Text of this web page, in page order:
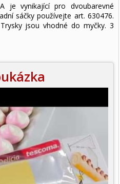
je vynikající pro dvoubarevné
sáčky používejte art. 630476.
jsou vhodné do myčky. 3